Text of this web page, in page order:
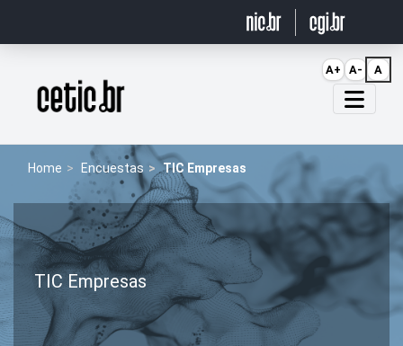
Página inicial
Home Encuestas TIC Empresas
TIC Empresas
A+ A- A